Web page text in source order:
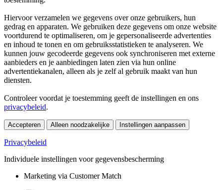
Hiervoor verzamelen we gegevens over onze gebruikers, hun
gedrag en apparaten. We gebruiken deze gegevens om onze website
voortdurend te optimaliseren, om je gepersonaliseerde advertenties
en inhoud te tonen en om gebruiksstatistieken te analyseren. We
kunnen jouw gecodeerde gegevens ook synchroniseren met externe
aanbieders en je aanbiedingen laten zien via hun online
advertentiekanalen, alleen als je zelf al gebruik maakt van hun
diensten.
Controleer voordat je toestemming geeft de instellingen en ons
privacybeleid.
Accepteren Alleen noodzakelijke Instellingen aanpassen
Privacybeleid
Individuele instellingen voor gegevensbescherming
Marketing via Customer Match